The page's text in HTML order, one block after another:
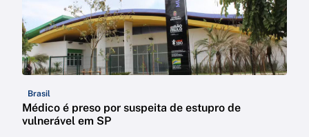
Brasil
Médico é preso por suspeita de estupro de
vulnerável em SP